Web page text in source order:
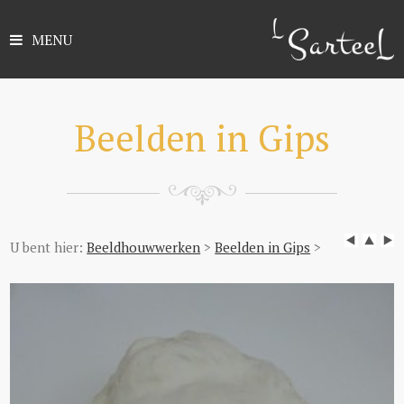
MENU
Beelden in Gips
U bent hier:Beeldhouwwerken >Beelden in Gips >